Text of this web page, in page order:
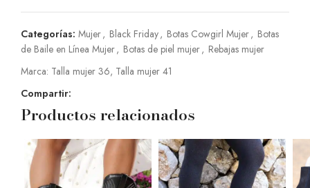
Categorías: Mujer, Black Friday, Botas Cowgirl Mujer, Botas
de Baile en Línea Mujer, Botas de piel mujer, Rebajas mujer
Marca: Talla mujer 36, Talla mujer 41
Compartir:
Productos relacionados